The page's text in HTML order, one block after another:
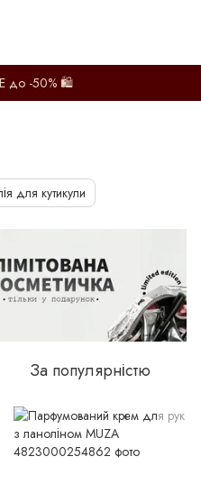
до -50% 🛍️
для кутикули
За популярністю